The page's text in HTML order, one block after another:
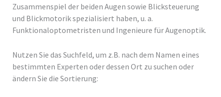
Zusammenspiel der beiden Augen sowie Blicksteuerung
und Blickmotorik spezialisiert haben, u. a.
Funktionaloptometristen und Ingenieure für Augenoptik.
Nutzen Sie das Suchfeld, um z.B. nach dem Namen eines
bestimmten Experten oder dessen Ort zu suchen oder
ändern Sie die Sortierung: